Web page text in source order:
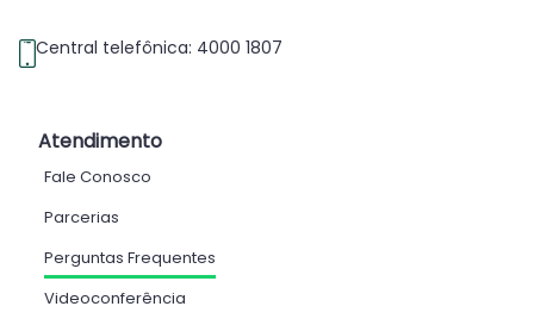
Central telefônica: 4000 1807
Atendimento
Fale Conosco
Parcerias
Perguntas Frequentes
Videoconferência